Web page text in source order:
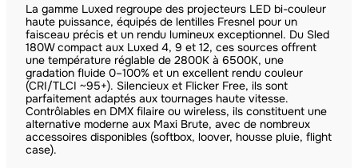
La gamme Luxed regroupe des projecteurs LED bi-couleur
haute puissance, équipés de lentilles Fresnel pour un
faisceau précis et un rendu lumineux exceptionnel. Du Sled
180W compact aux Luxed 4, 9 et 12, ces sources offrent
une température réglable de 2800K à 6500K, une
gradation fluide 0–100% et un excellent rendu couleur
(CRI/TLCI ~95+). Silencieux et Flicker Free, ils sont
parfaitement adaptés aux tournages haute vitesse.
Contrôlables en DMX filaire ou wireless, ils constituent une
alternative moderne aux Maxi Brute, avec de nombreux
accessoires disponibles (softbox, loover, housse pluie, flight
case).